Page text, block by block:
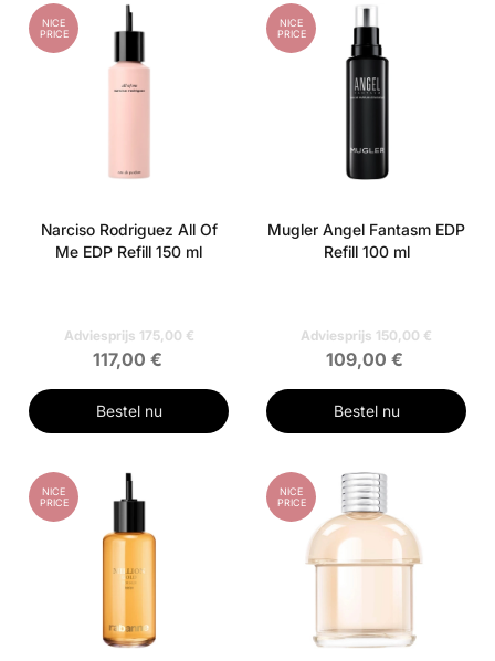
NICE
PRICE
Narciso Rodriguez All Of
Me EDP Refill 150 ml
Adviesprijs 175,00 €
117,00 €
Bestel nu
NICE
PRICE
Mugler Angel Fantasm EDP
Refill 100 ml
Adviesprijs 150,00 €
109,00 €
Bestel nu
NICE
PRICE
NICE
PRICE